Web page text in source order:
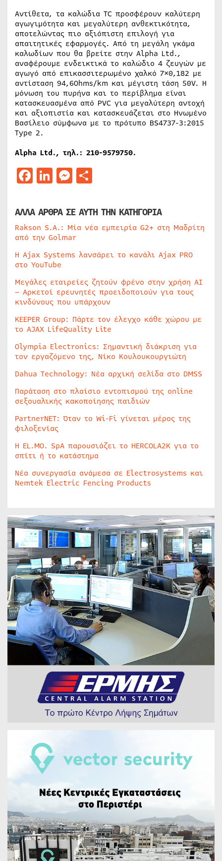
Αντίθετα, τα καλώδια TC προσφέρουν καλύτερη
αγωγιμότητα και μεγαλύτερη ανθεκτικότητα,
αποτελώντας πιο αξιόπιστη επιλογή για
απαιτητικές εφαρμογές. Από τη μεγάλη γκάμα
καλωδίων που θα βρείτε στην Alpha Ltd.,
αναφέρουμε ενδεικτικά το καλώδιο 4 ζευγών με
αγωγό από επικασσιτερωμένο χαλκό 7×0,182 με
αντίσταση 94,6Ohms/km και μέγιστη τάση 50V. Η
μόνωση του πυρήνα και το περίβλημα είναι
κατασκευασμένα από PVC για μεγαλύτερη αντοχή
και αξιοπιστία και κατασκευάζεται στο Ηνωμένο
Βασίλειο σύμφωνα με το πρότυπο BS4737-3:2015
Type 2.
Alpha Ltd., τηλ.: 210-9579750.
Facebook
LinkedIn
Messenger
ΑΛΛΑ ΑΡΘΡΑ ΣΕ ΑΥΤΗ ΤΗΝ ΚΑΤΗΓΟΡΙΑ
Rakson S.A.: Μία νέα εμπειρία G2+ στη Μαδρίτη
από την Golmar
Η Ajax Systems λανσάρει το κανάλι Ajax PRO
στο YouTube
Μεγάλες εταιρείες ζητούν φρένο στην χρήση AI
– Αρκετοί ερευνητές προειδοποιούν για τους
κινδύνους που υπάρχουν
KEEPER Group: Πάρτε τον έλεγχο κάθε χώρου με
το AJAX LifeQuality Lite
Olympia Electronics: Σημαντική διάκριση για
τον εργαζόμενο της, Νίκο Κουλουκουργιώτη
Dahua Technology: Νέα αρχική σελίδα στο DMSS
Παράταση στο πλαίσιο εντοπισμού της online
σεξουαλικής κακοποίησης παιδιών
PartnerNET: Όταν το Wi-Fi γίνεται μέρος της
φιλοξενίας
Η EL.MO. SpA παρουσιάζει το HERCOLA2K για το
σπίτι ή το κατάστημα
Νέα συνεργασία ανάμεσα σε Electrosystems και
Nemtek Electric Fencing Products